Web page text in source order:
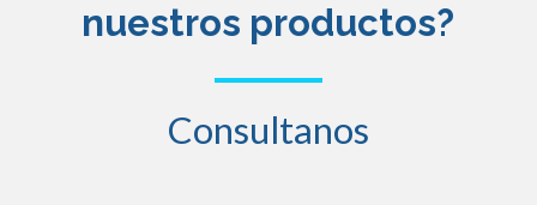
nuestros productos?
Consultanos